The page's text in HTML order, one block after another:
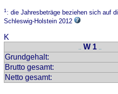
1: die Jahresbeträge beziehen sich auf
Schleswig-Holstein 2012
K
.. W 1 ..
Grundgehalt:
Brutto gesamt:
Netto gesamt: